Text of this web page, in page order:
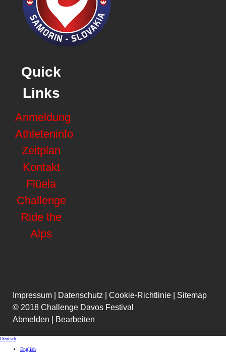
Quick
Links
Anmeldung
Athleteninfo
Zeitplan
Kontakt
Flüela
Challenge
Ride the
Alps
Impressum Datenschutz Cookie-Richtlinie
Sitemap
© 2018 Challenge Davos Festival
Abmelden
Bearbeiten
Deutsch
English